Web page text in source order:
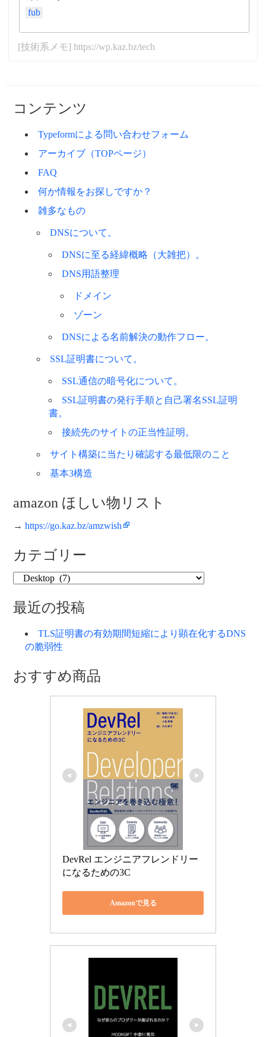
fub
[技術系メモ] https://wp.kaz.bz/tech
コンテンツ
Typeformによる問い合わせフォーム
アーカイブ（TOPページ）
FAQ
何か情報をお探しですか？
雑多なもの
DNSについて。
DNSに至る経緯概略（大雑把）。
DNS用語整理
ドメイン
ゾーン
DNSによる名前解決の動作フロー。
SSL証明書について。
SSL通信の暗号化について。
SSL証明書の発行手順と自己署名SSL証明
書。
接続先のサイトの正当性証明。
サイト構築に当たり確認する最低限のこと
基本3構造
amazon ほしい物リスト
→ https://go.kaz.bz/amzwish
カテゴリー
ゴ
リ
最近の投稿
TLS証明書の有効期間短縮により顕在化するDNS
の脆弱性
おすすめ商品
DevRel エンジニアフレンドリー
になるための3C
Amazonで見る